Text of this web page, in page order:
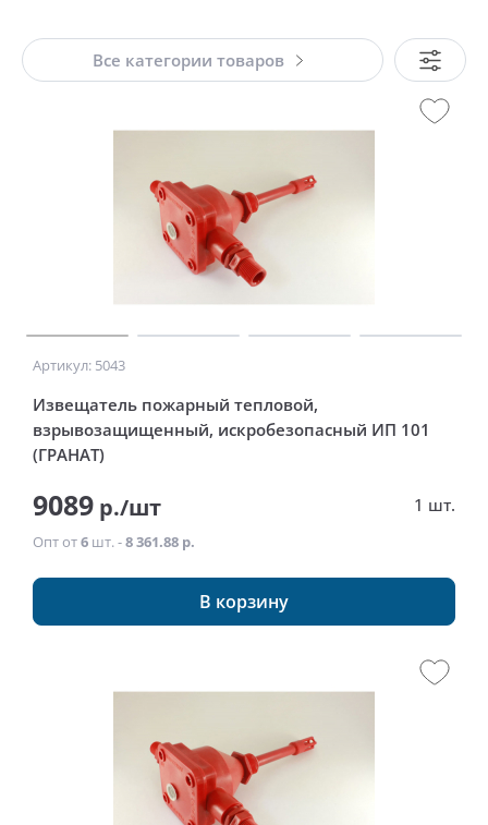
Все категории товаров
Артикул: 5043
Извещатель пожарный тепловой,
взрывозащищенный, искробезопасный ИП 101
(ГРАНАТ)
9089 р./шт 1 шт.
Опт от6 шт. -8 361.88 р.
В корзину